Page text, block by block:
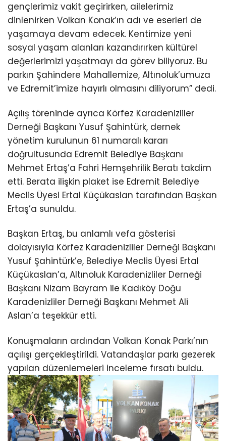
gençlerimiz vakit geçirirken, ailelerimiz
dinlenirken Volkan Konak’ın adı ve eserleri de
yaşamaya devam edecek. Kentimize yeni
sosyal yaşam alanları kazandırırken kültürel
değerlerimizi yaşatmayı da görev biliyoruz. Bu
parkın Şahindere Mahallemize, Altınoluk’umuza
ve Edremit’imize hayırlı olmasını diliyorum” dedi.
Açılış töreninde ayrıca Körfez Karadenizliler
Derneği Başkanı Yusuf Şahintürk, dernek
yönetim kurulunun 61 numaralı kararı
doğrultusunda Edremit Belediye Başkanı
Mehmet Ertaş’a Fahri Hemşehrilik Beratı takdim
etti. Berata ilişkin plaket ise Edremit Belediye
Meclis Üyesi Ertal Küçükaslan tarafından Başkan
Ertaş’a sunuldu.
Başkan Ertaş, bu anlamlı vefa gösterisi
dolayısıyla Körfez Karadenizliler Derneği Başkanı
Yusuf Şahintürk’e, Belediye Meclis Üyesi Ertal
Küçükaslan’a, Altınoluk Karadenizliler Derneği
Başkanı Nizam Bayram ile Kadıköy Doğu
Karadenizliler Derneği Başkanı Mehmet Ali
Aslan’a teşekkür etti.
Konuşmaların ardından Volkan Konak Parkı’nın
açılışı gerçekleştirildi. Vatandaşlar parkı gezerek
yapılan düzenlemeleri inceleme fırsatı buldu.